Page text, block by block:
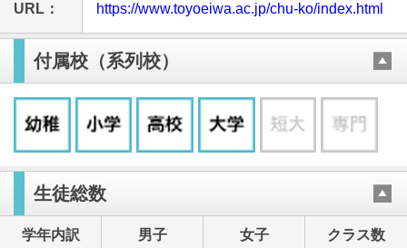
URL： https://www.toyoeiwa.ac.jp/chu-ko/index.html
付属校（系列校）
生徒総数
学年内訳 男子 女子 クラス数